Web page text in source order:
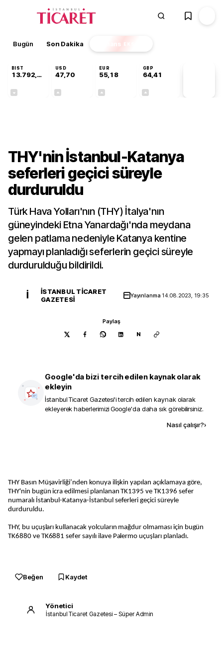
Bugün Son Dakika Finans EKSTRA
BIST
13.792,98
USD
47,70
EUR
55,18
GBP
64,41
THY'nin İstanbul-Katanya
seferleri geçici süreyle
durduruldu
Türk Hava Yolları'nın (THY) İtalya'nın
güneyindeki Etna Yanardağı'nda meydana
gelen patlama nedeniyle Katanya kentine
yapmayı planladığı seferlerin geçici süreyle
durdurulduğu bildirildi.
İ
İSTANBUL TICARET
GAZETESI
Yayınlanma 14.08.2023, 19:35
Paylaş
N
Google'da bizi tercih edilen kaynak olarak
ekleyin
İstanbul Ticaret Gazetesi'i tercih edilen kaynak olarak
ekleyerek haberlerimizi Google'da daha sık görebilirsiniz.
Nasıl çalışır?›
THY Basın Müşavirliği’nden konuya ilişkin yapılan açıklamaya göre,
THY'nin bugün icra edilmesi planlanan TK1395 ve TK1396 sefer
numaralı İstanbul-Katanya-İstanbul seferleri geçici süreyle
durduruldu.
THY, bu uçuşları kullanacak yolcuların mağdur olmaması için bugün
TK6880 ve TK6881 sefer sayılı ilave Palermo uçuşları planladı.
Beğen Kaydet
Yönetici
İstanbul Ticaret Gazetesi – Süper Admin